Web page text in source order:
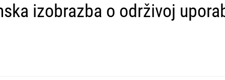
izobrazba o održivoj